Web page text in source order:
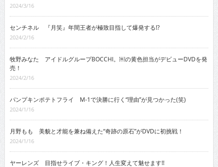
2024/3/16
センチネル 『月笑』年間王者が極致目指して爆発する!?
2024/2/16
牧野みなた アイドルグループBOCCHI。￼の黄色担当がデビューDVDを発
売！
2024/2/16
パンプキンポテトフライ M-1で決勝に行く“理由”が見つかった(笑)
2024/1/16
月野もも 美貌と才能を兼ね備えた“奇跡の原石”がDVDに初挑戦！
2024/1/16
ヤーレンズ 目指せライブ・キング！人生変えて魅せます!!